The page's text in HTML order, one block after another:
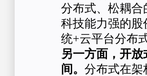
分布式、松耦
科技能力强的股
统+云平台分布
另一方面，开
间。 分布式在架